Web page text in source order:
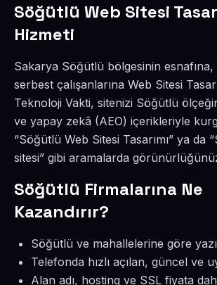
Söğütlü Web Sitesi
Hizmeti
Sakarya Söğütlü bölgesinin esnafına,
serbest çalışanlarına Web Sitesi
Teknoloji Vakti, sitenizi Söğütlü
ve yapay zekâ (AEO) içerikleriyle
“Söğütlü Web Sitesi Tasarımı” ya da
sitesi” gibi aramalarda
Söğütlü Firmalarına Ne
Kazandırır?
Söğütlü ve mahallelerine göre
Telefonda hızlı açılan, güncel ve
Alan adı, hosting ve SSL fiyata